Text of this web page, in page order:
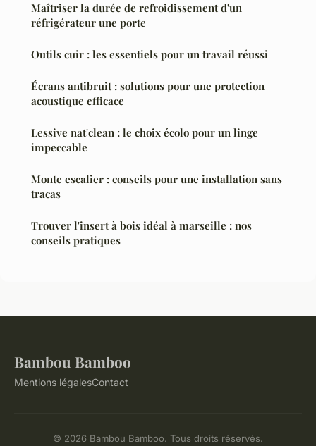
Maîtriser la durée de refroidissement d'un
réfrigérateur une porte
Outils cuir : les essentiels pour un travail réussi
Écrans antibruit : solutions pour une protection
acoustique efficace
Lessive nat'clean : le choix écolo pour un linge
impeccable
Monte escalier : conseils pour une installation sans
tracas
Trouver l'insert à bois idéal à marseille : nos
conseils pratiques
Bambou Bamboo
Mentions légalesContact
© 2026 Bambou Bamboo. Tous droits réservés.